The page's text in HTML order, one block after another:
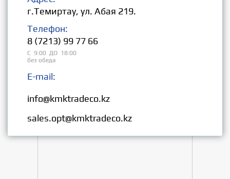
г.Темиртау, ул. Абая 219.
Телефон:
8 (7213) 99 77 66
С 9:00 ДО 18:00
без обеда
E-mail:
info@kmktradeco.kz
sales.opt@kmktradeco.kz